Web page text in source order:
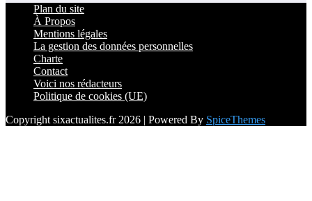
Plan du site
À Propos
Mentions légales
La gestion des données personnelles
Charte
Contact
Voici nos rédacteurs
Politique de cookies (UE)
Copyright sixactualites.fr 2026 | Powered By SpiceThemes